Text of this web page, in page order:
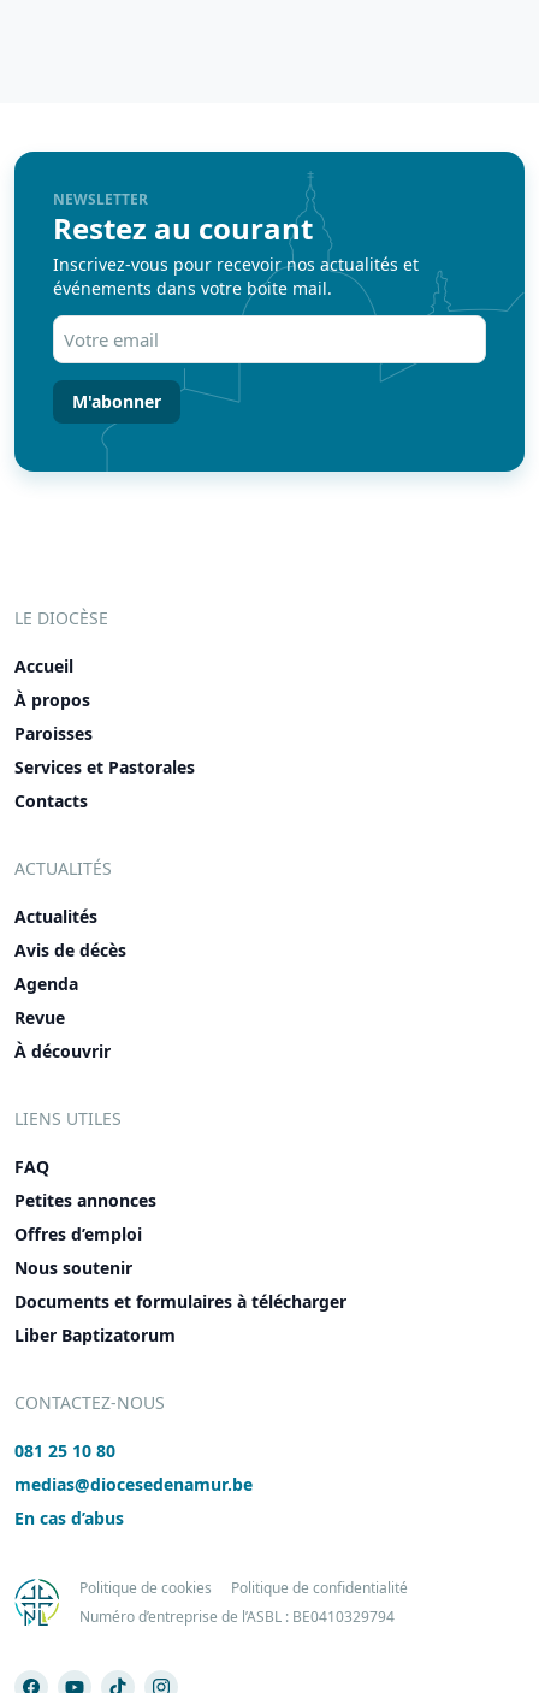
NEWSLETTER
Restez au courant
Inscrivez-vous pour recevoir nos actualités et
événements dans votre boite mail.
Votre
email
(Nécessaire)
LE DIOCÈSE
Accueil
À propos
Paroisses
Services et Pastorales
Contacts
ACTUALITÉS
Actualités
Avis de décès
Agenda
Revue
À découvrir
LIENS UTILES
FAQ
Petites annonces
Offres d’emploi
Nous soutenir
Documents et formulaires à télécharger
Liber Baptizatorum
CONTACTEZ-NOUS
081 25 10 80
medias@diocesedenamur.be
En cas d’abus
Politique de cookies
Politique de confidentialité
Numéro d’entreprise de l’ASBL : BE0410329794